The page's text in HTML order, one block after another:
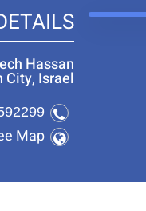
Hassan
City, Israel
Map